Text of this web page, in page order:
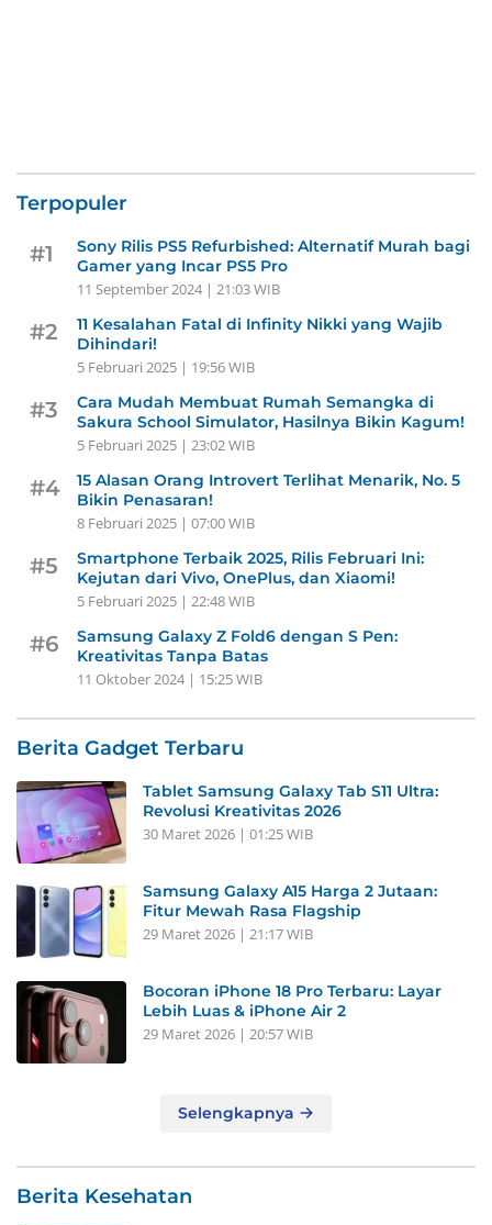
Terpopuler
#1
Sony Rilis PS5 Refurbished: Alternatif Murah bagi
Gamer yang Incar PS5 Pro
11 September 2024 | 21:03 WIB
#2
11 Kesalahan Fatal di Infinity Nikki yang Wajib
Dihindari!
5 Februari 2025 | 19:56 WIB
#3
Cara Mudah Membuat Rumah Semangka di
Sakura School Simulator, Hasilnya Bikin Kagum!
5 Februari 2025 | 23:02 WIB
#4
15 Alasan Orang Introvert Terlihat Menarik, No. 5
Bikin Penasaran!
8 Februari 2025 | 07:00 WIB
#5
Smartphone Terbaik 2025, Rilis Februari Ini:
Kejutan dari Vivo, OnePlus, dan Xiaomi!
5 Februari 2025 | 22:48 WIB
#6
Samsung Galaxy Z Fold6 dengan S Pen:
Kreativitas Tanpa Batas
11 Oktober 2024 | 15:25 WIB
Berita Gadget Terbaru
Tablet Samsung Galaxy Tab S11 Ultra:
Revolusi Kreativitas 2026
30 Maret 2026 | 01:25 WIB
Samsung Galaxy A15 Harga 2 Jutaan:
Fitur Mewah Rasa Flagship
29 Maret 2026 | 21:17 WIB
Bocoran iPhone 18 Pro Terbaru: Layar
Lebih Luas & iPhone Air 2
29 Maret 2026 | 20:57 WIB
Selengkapnya
Berita Kesehatan